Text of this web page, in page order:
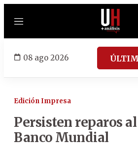
Menú
08 ago 2026
Edición Impresa
Persisten reparos
Banco Mundial